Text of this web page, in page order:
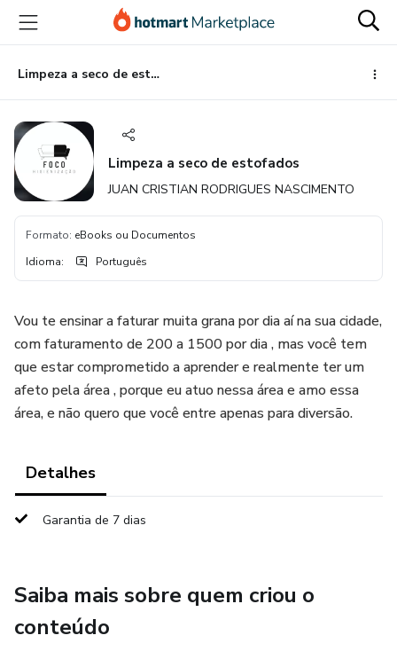
para
conteúdo
principal
para
pagamento
para
rodapé
Limpeza a seco de estofados
Limpeza a seco de estofados
JUAN CRISTIAN RODRIGUES NASCIMENTO
Formato: eBooks ou Documentos
Idioma: Português
Vou te ensinar a faturar muita grana por dia aí na sua cidade,
com faturamento de 200 a 1500 por dia , mas você tem
que estar comprometido a aprender e realmente ter um
afeto pela área , porque eu atuo nessa área e amo essa
área, e não quero que você entre apenas para diversão.
Detalhes
Garantia de 7 dias
Saiba mais sobre quem criou o
conteúdo